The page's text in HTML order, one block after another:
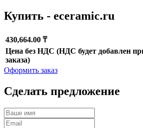
Купить - eceramic.ru
430,664.00 ₸
Цена без НДС (НДС будет добавлен
заказа)
Оформить заказ
Сделать предложение